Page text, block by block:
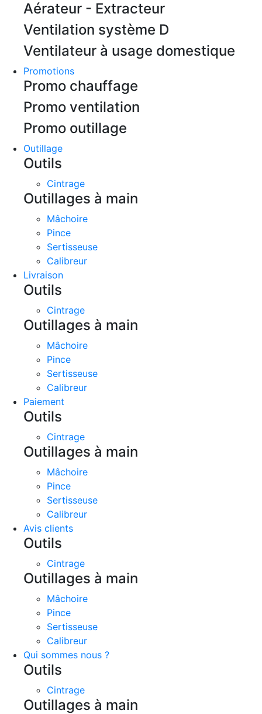
Aérateur - Extracteur
Ventilation système D
Ventilateur à usage domestique
Promotions
Promo chauffage
Promo ventilation
Promo outillage
Outillage
Outils
Cintrage
Outillages à main
Mâchoire
Pince
Sertisseuse
Calibreur
Livraison
Outils
Cintrage
Outillages à main
Mâchoire
Pince
Sertisseuse
Calibreur
Paiement
Outils
Cintrage
Outillages à main
Mâchoire
Pince
Sertisseuse
Calibreur
Avis clients
Outils
Cintrage
Outillages à main
Mâchoire
Pince
Sertisseuse
Calibreur
Qui sommes nous ?
Outils
Cintrage
Outillages à main